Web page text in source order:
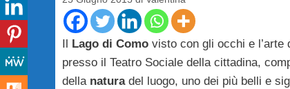
Lago di Comovisto con gli occhi e l’arte
presso il Teatro Sociale della cittadina,
della naturadel luogo, uno dei più belli e